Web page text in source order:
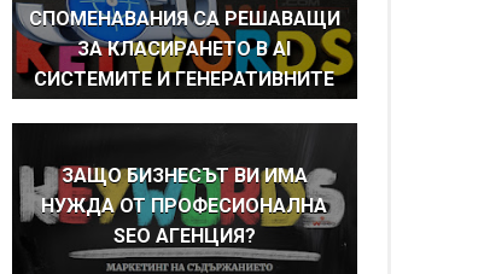
СПОМЕНАВАНИЯ СА РЕШАВАЩИ
ЗА КЛАСИРАНЕТО В AI
СИСТЕМИТЕ И ГЕНЕРАТИВНИТЕ
ЗАЩО БИЗНЕСЪТ ВИ ИМА
НУЖДА ОТ ПРОФЕСИОНАЛНА
SEO АГЕНЦИЯ?